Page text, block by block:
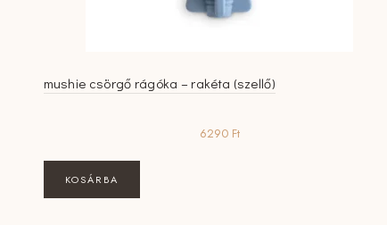
mushie csörgő rágóka – rakéta (szellő)
6290 Ft
KOSÁRBA